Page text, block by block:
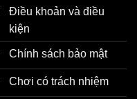
Điều khoản và điều
kiện
Chính sách bảo mật
Chơi có trách nhiệm